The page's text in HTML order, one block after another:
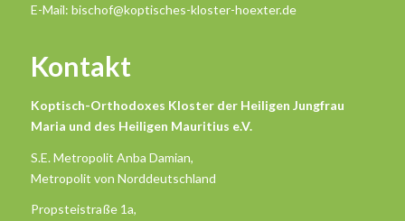
E-Mail: bischof@koptisches-kloster-hoexter.de
Kontakt
Koptisch-Orthodoxes Kloster der Heiligen Jungfrau
Maria und des Heiligen Mauritius e.V.
S.E. Metropolit Anba Damian,
Metropolit von Norddeutschland
Propsteistraße 1a,